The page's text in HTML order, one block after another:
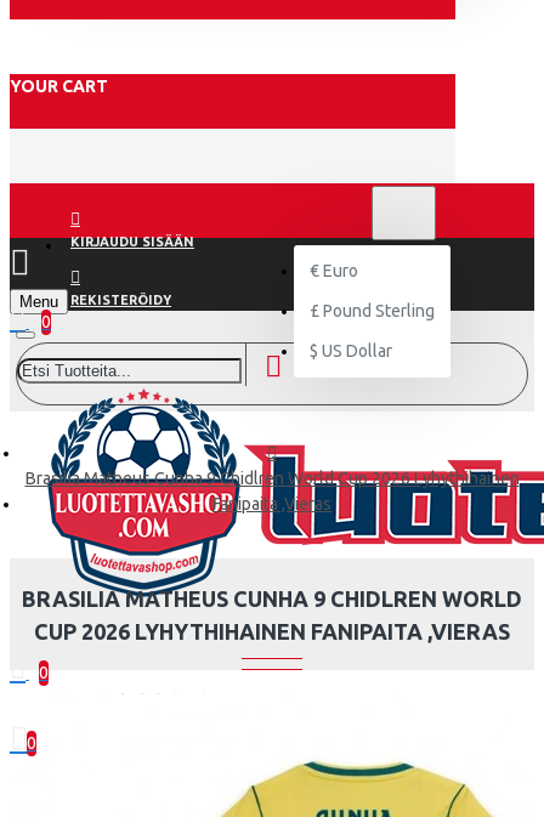
YOUR CART
KIRJAUDU SISÄÄN
REKISTERÖIDY
€ Euro
£ Pound Sterling
$ US Dollar
Menu
0
0
0
Brasilia Matheus Cunha 9 Chidlren World Cup 2026 Lyhythihainen
Fanipaita ,Vieras
BRASILIA MATHEUS CUNHA 9 CHIDLREN WORLD
CUP 2026 LYHYTHIHAINEN FANIPAITA ,VIERAS